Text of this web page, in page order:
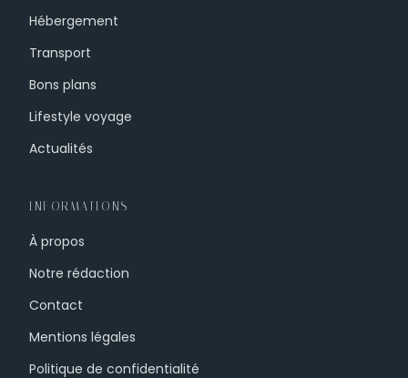
Hébergement
Transport
Bons plans
Lifestyle voyage
Actualités
INFORMATIONS
À propos
Notre rédaction
Contact
Mentions légales
Politique de confidentialité